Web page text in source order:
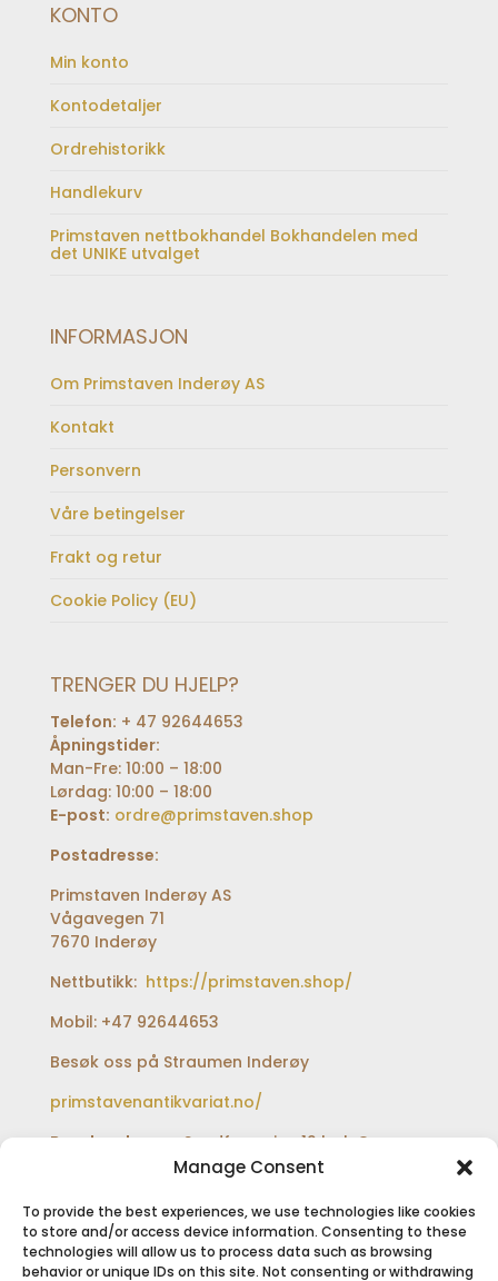
Manage Consent
To provide the best experiences, we use technologies like cookies
to store and/or access device information. Consenting to these
technologies will allow us to process data such as browsing
behavior or unique IDs on this site. Not consenting or withdrawing
KONTO
Min konto
Kontodetaljer
Ordrehistorikk
Handlekurv
Primstaven nettbokhandel Bokhandelen med
det UNIKE utvalget
INFORMASJON
Om Primstaven Inderøy AS
Kontakt
Personvern
Våre betingelser
Frakt og retur
Cookie Policy (EU)
TRENGER DU HJELP?
Telefon: + 47 92644653
Åpningstider:
Man-Fre: 10:00 – 18:00
Lørdag: 10:00 – 18:00
E-post: ordre@primstaven.shop
Postadresse:
Primstaven Inderøy AS
Vågavegen 71
7670 Inderøy
Nettbutikk: https://primstaven.shop/
Mobil: +47 92644653
Besøk oss på Straumen Inderøy
primstavenantikvariat.no/
Besøksadresse:Sundfærveien 12 bak Coop
extra og Shell bensinstasjon
SIKKER BETALING